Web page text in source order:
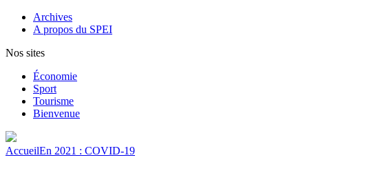
Archives
A propos du SPEI
Nos sites
Économie
Sport
Tourisme
Bienvenue
AccueilEn 2021 : COVID-19